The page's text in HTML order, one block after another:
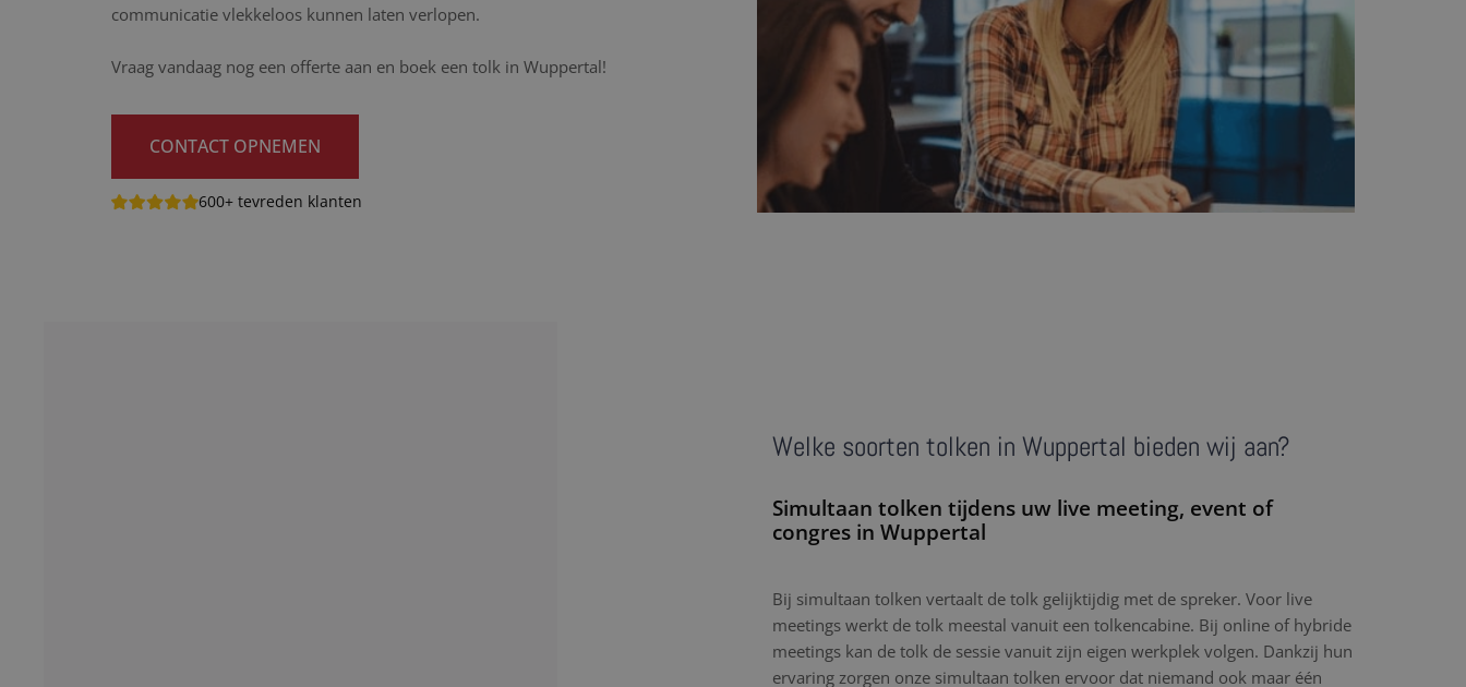
communicatie vlekkeloos kunnen laten verlopen.
Vraag vandaag nog een offerte aan en boek een tolk in Wuppertal!
CONTACT OPNEMEN
600+ tevreden klanten
Welke soorten tolken in Wuppertal bieden wij aan?
Simultaan tolken tijdens uw live meeting, event of
congres in Wuppertal
Bij simultaan tolken vertaalt de tolk gelijktijdig met de spreker. Voor live
meetings werkt de tolk meestal vanuit een tolkencabine. Bij online of hybride
meetings kan de tolk de sessie vanuit zijn eigen werkplek volgen. Dankzij hun
ervaring zorgen onze simultaan tolken ervoor dat niemand ook maar één